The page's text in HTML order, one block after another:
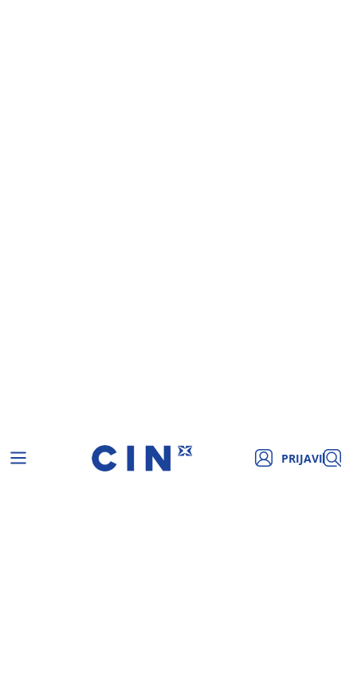
PRIJAVI